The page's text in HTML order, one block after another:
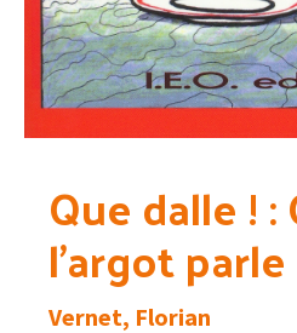
Que dalle ! :
l’argot
Vernet, Florian